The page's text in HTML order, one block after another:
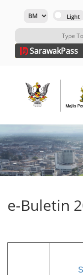
SarawakPass
e-Buletin